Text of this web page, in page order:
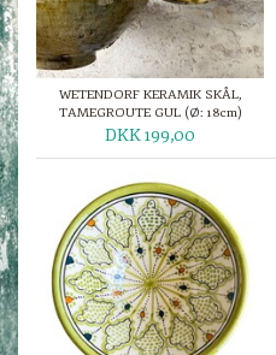
WETENDORF KERAMIK SKÅL,
TAMEGROUTE GUL (Ø: 18cm)
DKK 199,00